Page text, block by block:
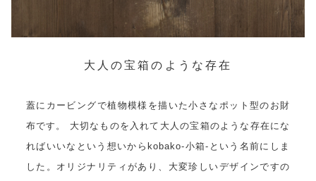
大人の宝箱のような存在
蓋にカービングで植物模様を描いた小さなポット型のお財
布です。 大切なものを入れて大人の宝箱のような存在にな
ればいいなという想いからkobako-小箱-という名前にしま
した。オリジナリティがあり、大変珍しいデザインですの